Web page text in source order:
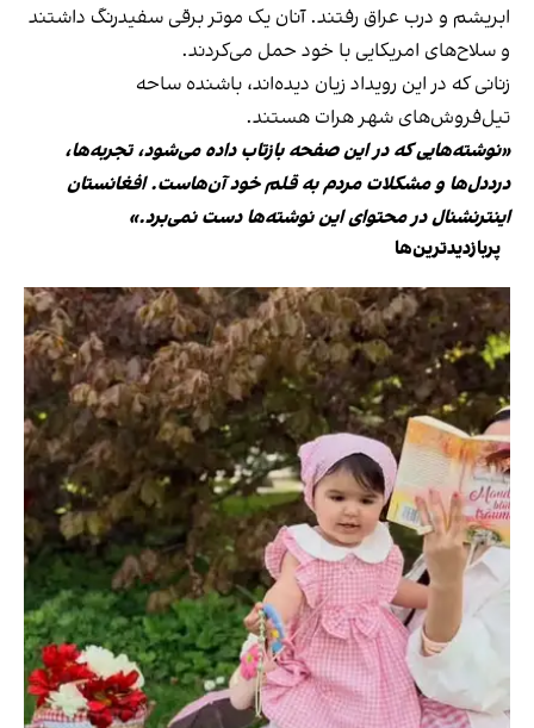
ابریشم و درب عراق رفتند. آنان یک موتر برقی سفیدرنگ داشتند
و سلاح‌های امریکایی با خود حمل می‌کردند.
زنانی که در این رویداد زیان دیده‌اند، باشنده ساحه
تیل‌فروش‌های شهر هرات هستند.
«نوشته‌هایی که در این صفحه بازتاب داده می‌شود، تجربه‌ها،
درددل‌ها و مشکلات مردم به قلم خود آن‌هاست. افغانستان
اینترنشنال در محتوای این نوشته‌ها دست نمی‌برد.»
پربازدیدترین‌ها